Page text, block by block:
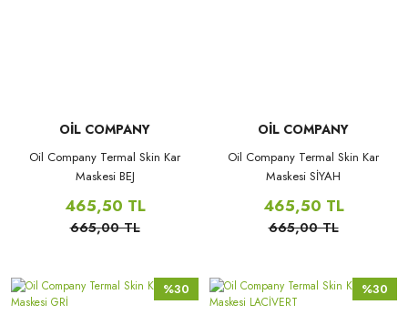
OİL COMPANY
Oil Company Termal Skin Kar
Maskesi BEJ
465,50 TL
665,00 TL
OİL COMPANY
Oil Company Termal Skin Kar
Maskesi SİYAH
465,50 TL
665,00 TL
%30 %30